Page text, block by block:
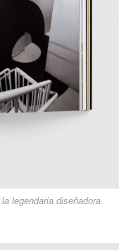
legendaria diseñadora